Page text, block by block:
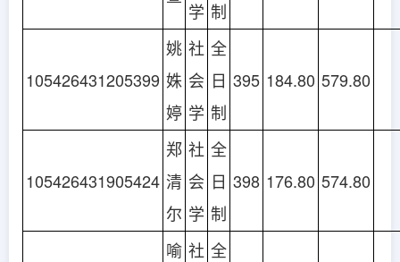
学 制
105426431205399
姚
姝
婷
社
会
学
全
日
制
395 184.80 579.80
105426431905424
郑
清
尔
社
会
学
全
日
制
398 176.80 574.80
喻 社 全